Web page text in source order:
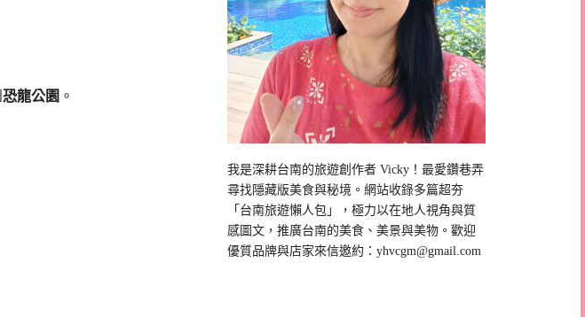
恐龍公園 。
我是深耕台南的旅遊創作者 Vicky！最愛鑽巷弄
尋找隱藏版美食與秘境。網站收錄多篇超夯
「台南旅遊懶人包」，極力以在地人視角與質
感圖文，推廣台南的美食、美景與美物。歡迎
優質品牌與店家來信邀約：yhvcgm@gmail.com